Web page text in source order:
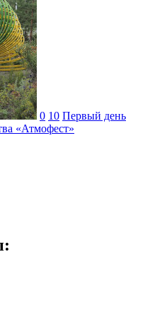
0 10 Первый день
«Атмофест»